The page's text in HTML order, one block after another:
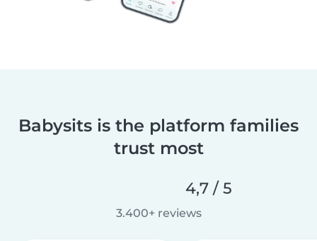
Babysits is the platform families
trust most
4,7 / 5
3.400+ reviews